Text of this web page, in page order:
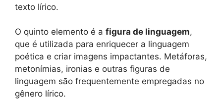
texto lírico.
O quinto elemento é a figura de linguagem,
que é utilizada para enriquecer a linguagem
poética e criar imagens impactantes. Metáforas,
metonímias, ironias e outras figuras de
linguagem são frequentemente empregadas no
gênero lírico.